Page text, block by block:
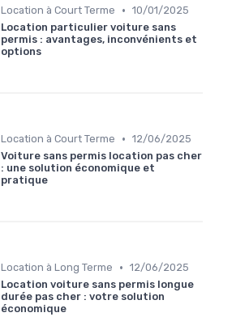
Location à Court Terme • 10/01/2025
Location particulier voiture sans
permis : avantages, inconvénients et
options
Location à Court Terme • 12/06/2025
Voiture sans permis location pas cher
: une solution économique et
pratique
Location à Long Terme • 12/06/2025
Location voiture sans permis longue
durée pas cher : votre solution
économique